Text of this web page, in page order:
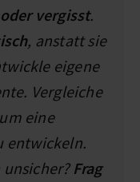
vergisst.
, anstatt sie
eigene
Vergleiche
eine
entwickeln.
Frag